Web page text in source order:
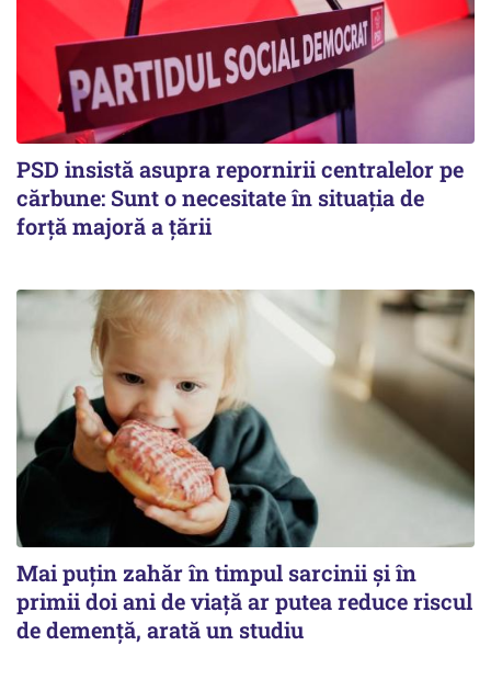
PSD insistă asupra repornirii centralelor pe
cărbune: Sunt o necesitate în situația de
forță majoră a țării
Mai puțin zahăr în timpul sarcinii și în
primii doi ani de viață ar putea reduce riscul
de demență, arată un studiu